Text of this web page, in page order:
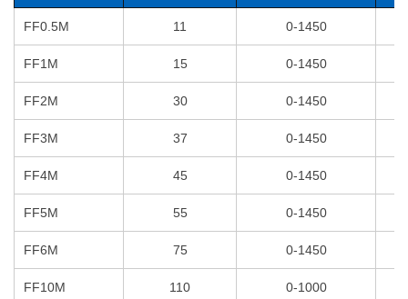
FF0.5M 11 0-1450
FF1M 15 0-1450
FF2M 30 0-1450
FF3M 37 0-1450
FF4M 45 0-1450
FF5M 55 0-1450
FF6M 75 0-1450
FF10M 110 0-1000